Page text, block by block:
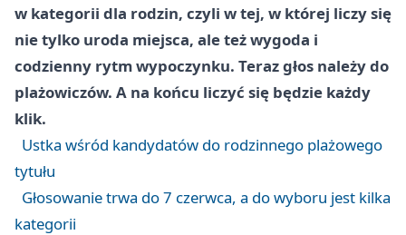
w kategorii dla rodzin, czyli w tej, w której liczy się
nie tylko uroda miejsca, ale też wygoda i
codzienny rytm wypoczynku. Teraz głos należy do
plażowiczów. A na końcu liczyć się będzie każdy
klik.
Ustka wśród kandydatów do rodzinnego plażowego
tytułu
Głosowanie trwa do 7 czerwca, a do wyboru jest kilka
kategorii